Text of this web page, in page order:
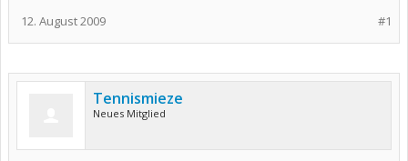
#1
12. August 2009
Tennismieze
Neues Mitglied